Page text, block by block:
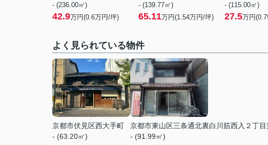
- (236.00㎡)
42.9万円(0.6万円/坪)
- (139.77㎡)
65.11万円(1.54万円/坪)
- (115.00㎡)
27.5万円(
よく見られている物件
京都市伏見区西大手町
- (63.20㎡)
京都市東山区三条通北裏白川筋西入２丁
- (91.99㎡)